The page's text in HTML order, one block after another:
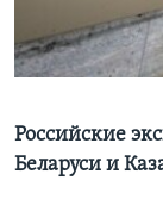
Learning English
Российские
Беларуси и